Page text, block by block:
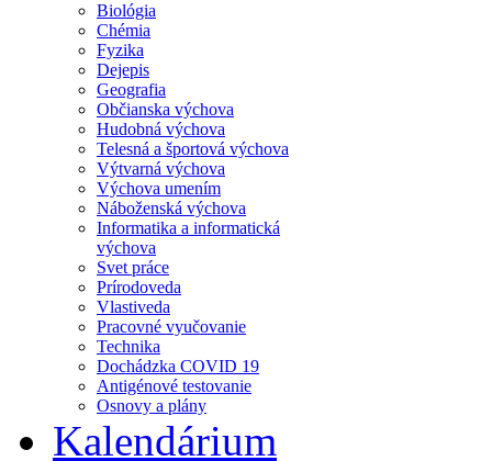
Biológia
Chémia
Fyzika
Dejepis
Geografia
Občianska výchova
Hudobná výchova
Telesná a športová výchova
Výtvarná výchova
Výchova umením
Náboženská výchova
Informatika a informatická
výchova
Svet práce
Prírodoveda
Vlastiveda
Pracovné vyučovanie
Technika
Dochádzka COVID 19
Antigénové testovanie
Osnovy a plány
Kalendárium